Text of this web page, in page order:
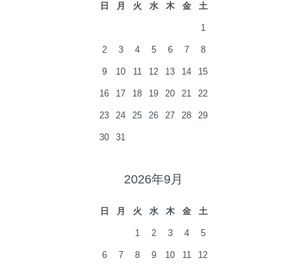
日 月 火 水 木 金 土
1
2 3 4 5 6 7 8
9 10 11 12 13 14 15
16 17 18 19 20 21 22
23 24 25 26 27 28 29
30 31
2026年9月
日 月 火 水 木 金 土
1 2 3 4 5
6 7 8 9 10 11 12